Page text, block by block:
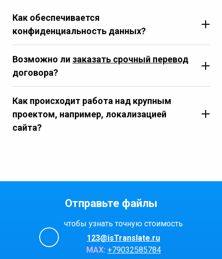
Как обеспечивается
конфиденциальность данных?
Возможно ли заказать срочный перевод
договора?
Как происходит работа над крупным
проектом, например, локализацией
сайта?
Отправьте файлы
чтобы узнать точную стоимость
123@isTranslate.ru
МАХ: +79032585784